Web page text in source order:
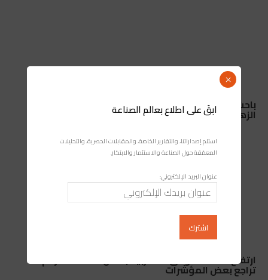
باحث مغربي يقود إنجازًا علميًا قد يغير طرق تشخيص
الزهايمر
ارتفاع نشاط الموانئ المغربية بفضل المسافنة رغم
تراجع بعض المؤشرات
ابقَ على اطلاع بعالم الصناعة
استلم إصداراتنا، والتقارير الخاصة، والمقابلات الحصرية، والتحليلات
المعمّقة حول الصناعة والاستثمار والابتكار.
عنوان البريد الإلكتروني:
×